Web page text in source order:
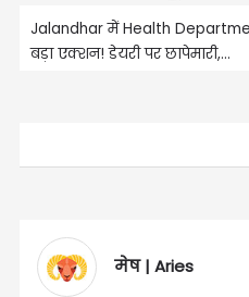
Jalandhar में Health
बड़ा एक्शन! डेयरी पर छापेमारी,...
मेष | Aries